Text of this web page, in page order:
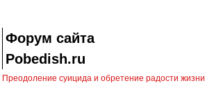
Форум сайта
Pobedish.ru
Преодоление суицида и обретение радости жизни